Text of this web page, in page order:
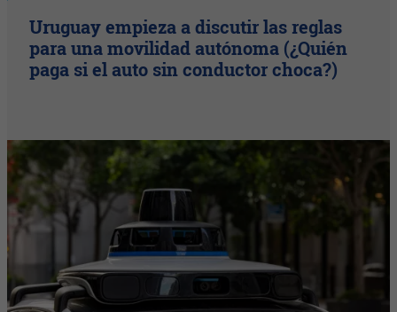
Uruguay empieza a discutir las reglas
para una movilidad autónoma (¿Quién
paga si el auto sin conductor choca?)